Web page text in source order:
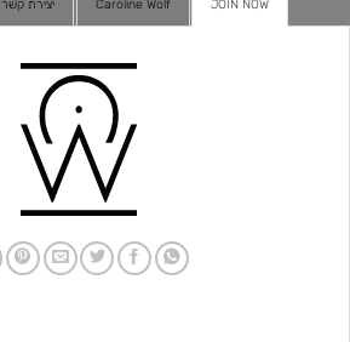
JOIN NOW
Caroline Wolf יצירת קשר